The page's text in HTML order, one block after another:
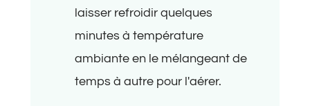
laisser refroidir quelques
minutes à température
ambiante en le mélangeant de
temps à autre pour l'aérer.